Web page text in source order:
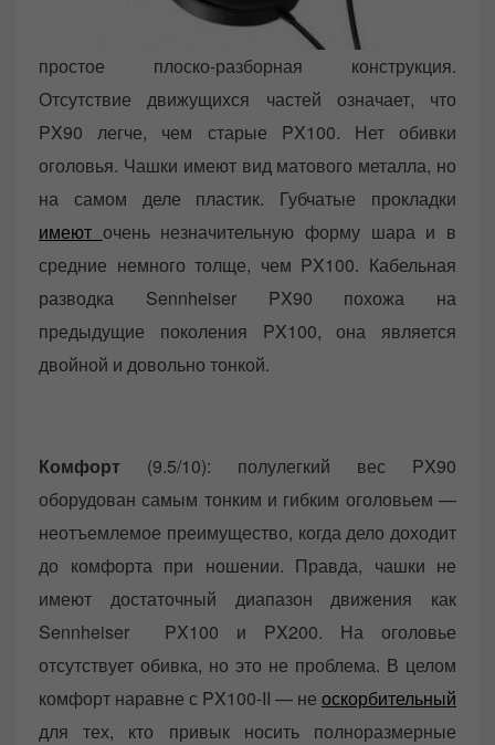
простое плоско-разборная конструкция.
Отсутствие движущихся частей означает, что
PX90 легче, чем старые PX100. Нет обивки
оголовья. Чашки имеют вид матового металла, но
на самом деле пластик. Губчатые прокладки
имеют очень незначительную форму шара и в
средние немного толще, чем PX100. Кабельная
разводка Sennheiser PX90 похожа на
предыдущие поколения PX100, она является
двойной и довольно тонкой.
Комфорт (9.5/10): полулегкий вес PX90
оборудован самым тонким и гибким оголовьем —
неотъемлемое преимущество, когда дело доходит
до комфорта при ношении. Правда, чашки не
имеют достаточный диапазон движения как
Sennheiser PX100 и PX200. На оголовье
отсутствует обивка, но это не проблема. В целом
комфорт наравне с PX100-II — не оскорбительный
для тех, кто привык носить полноразмерные